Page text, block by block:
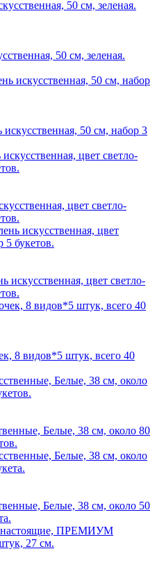
50 см, зеленая.
50 см, набор 3
цвет светло-
искусственная, цвет светло-
8 видов*5 штук, всего 40
Белые, 38 см, около 80
Белые, 38 см, около 50